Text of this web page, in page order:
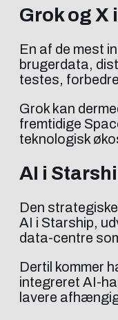
Grok og X
En af de mest
brugerdata,
testes,
Grok kan
fremtidige
teknologisk
AI i
Den
AI i Starship,
data-centre
Dertil kommer
integreret AI-
lavere